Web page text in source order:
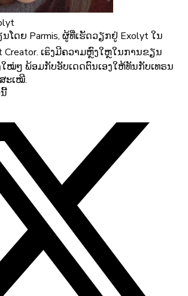
ໂດຍ Parmis, ຜູ້ທີ່ເຮັດວຽກຢູ່ Exolyt ໃນ
Creator. ເຘິງມີຄວາມຫຼົງໃຫຼໃນການຂຽນ
ໝ່ໆ ພ້ອມກັບອັບເດດຕົນເອງໃຫ້ທັນກັບເທຣນ
ະເໝີ.